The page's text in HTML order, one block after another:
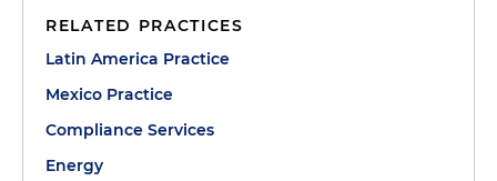
RELATED PRACTICES
Latin America Practice
Mexico Practice
Compliance Services
Energy